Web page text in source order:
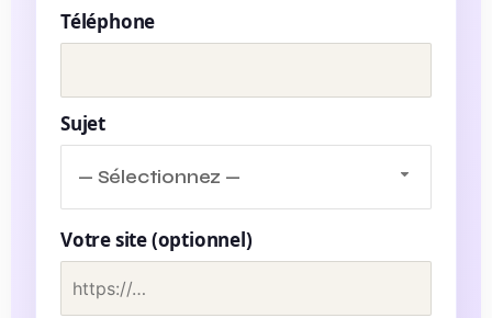
Téléphone
Sujet
— Sélectionnez —
Votre site (optionnel)